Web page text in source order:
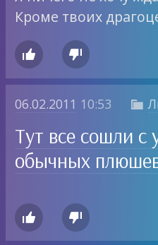
Кроме твоих
 
06.02.2011 10:53 
Тут все сошли с
обычных
 